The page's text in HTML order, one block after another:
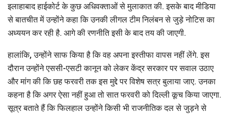
इलाहाबाद हाईकोर्ट के कुछ अधिवक्ताओं से मुलाकात की. इसके बाद मीडिया
से बातचीत में उन्होंने कहा कि उनकी लीगल टीम निलंबन से जुड़े नोटिस का
अध्ययन कर रही है. आगे की रणनीति इसी के बाद तय की जाएगी.
हालांकि, उन्होंने साफ किया है कि वह अपना इस्तीफा वापस नहीं लेंगे. इस
दौरान उन्होंने एससी-एसटी कानून को लेकर केंद्र सरकार पर सवाल उठाए
और मांग की कि छह फरवरी तक इस मुद्दे पर विशेष सत्र बुलाया जाए. उनका
कहना है कि अगर ऐसा नहीं हुआ तो सात फरवरी को दिल्ली कूच किया जाएगा.
सूत्र बताते हैं कि फिलहाल उन्होंने किसी भी राजनीतिक दल से जुड़ने से